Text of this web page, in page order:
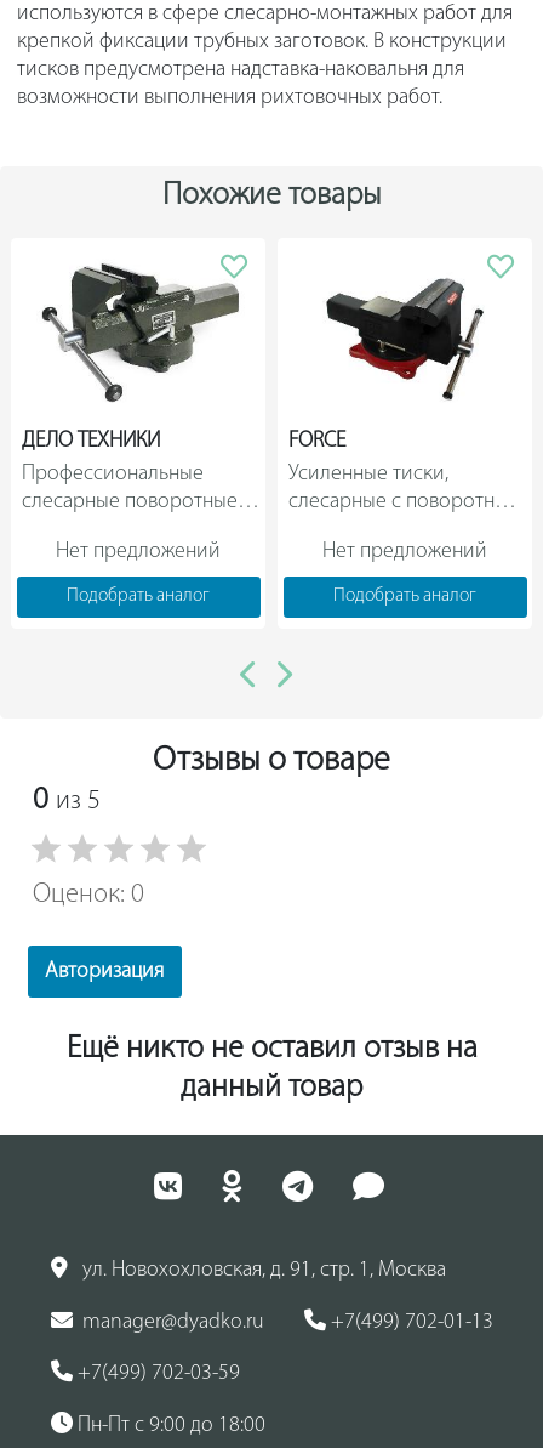
используются в сфере слесарно-монтажных работ для
крепкой фиксации трубных заготовок. В конструкции
тисков предусмотрена надставка-наковальня для
возможности выполнения рихтовочных работ.
Похожие товары
ДЕЛО ТЕХНИКИ
Профессиональные
слесарные поворотные
ТСМ-200 392500
Нет предложений
Подобрать аналог
FORCE
Усиленные тиски,
слесарные с поворотной
губок 5"(125мм) FORCE
Нет предложений
Подобрать аналог
Отзывы о товаре
0 из 5
Оценок: 0
Авторизация
Ещё никто не оставил отзыв на
данный товар
ул. Новохохловская, д. 91, стр. 1, Москва
manager@dyadko.ru +7(499) 702-01-13
+7(499) 702-03-59
Пн-Пт с 9:00 до 18:00